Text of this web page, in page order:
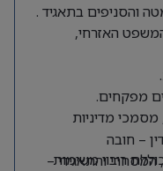
והסניפים בתאגיד .
האזרחי,
מפקחים.
מדיניות
ריבוי משימות
המסחרי והתאגידי –